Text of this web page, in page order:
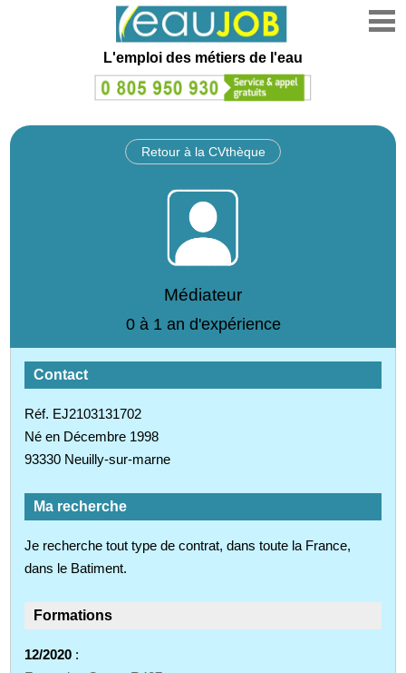
L'emploi des métiers de l'eau
Retour à la CVthèque
Médiateur
0 à 1 an d'expérience
Contact
Réf. EJ2103131702
Né en Décembre 1998
93330 Neuilly-sur-marne
Ma recherche
Je recherche tout type de contrat, dans toute la France,
dans le Batiment.
Formations
12/2020 :